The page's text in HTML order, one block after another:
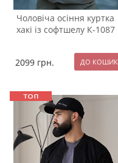
Чоловіча осіння куртка
хакі із софтшелу К-1087
2099 грн.